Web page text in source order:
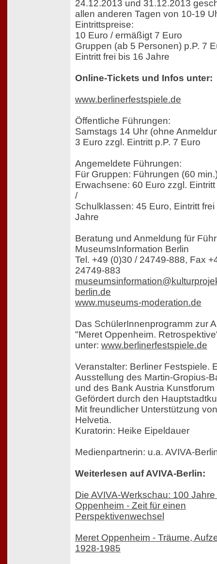
24.12.2013 und 31.12.2013
allen anderen Tagen von 10-19
Eintrittspreise:
10 Euro / ermäßigt 7 Euro
Gruppen (ab 5 Personen) p.P. 7
Eintritt frei bis 16 Jahre
Online-Tickets und Infos unter:
www.berlinerfestspiele.de
Öffentliche Führungen:
Samstags 14 Uhr (ohne
3 Euro zzgl. Eintritt p.P. 7 Euro
Angemeldete Führungen:
Für Gruppen: Führungen (60
Erwachsene: 60 Euro zzgl. Eintritt
/
Schulklassen: 45 Euro, Eintritt
Jahre
Beratung und Anmeldung für
MuseumsInformation Berlin
Tel. +49 (0)30 / 24749-888, Fax
24749-883
berlin.de
www.museums-moderation.de
Das SchülerInnenprogramm zur
"Meret Oppenheim.
unter: www.berlinerfestspiele.de
Veranstalter: Berliner Festspiele.
Ausstellung des Martin-Gropius-
und des Bank Austria Kunstforum
Gefördert durch den
Mit freundlicher Unterstützung
Helvetia.
Kuratorin: Heike Eipeldauer
Medienpartnerin: u.a. AVIVA-
Weiterlesen auf AVIVA-Berlin:
Die AVIVA-Werkschau: 100
Oppenheim - Zeit für einen
Perspektivenwechsel
Meret Oppenheim - Träume,
1928-1985